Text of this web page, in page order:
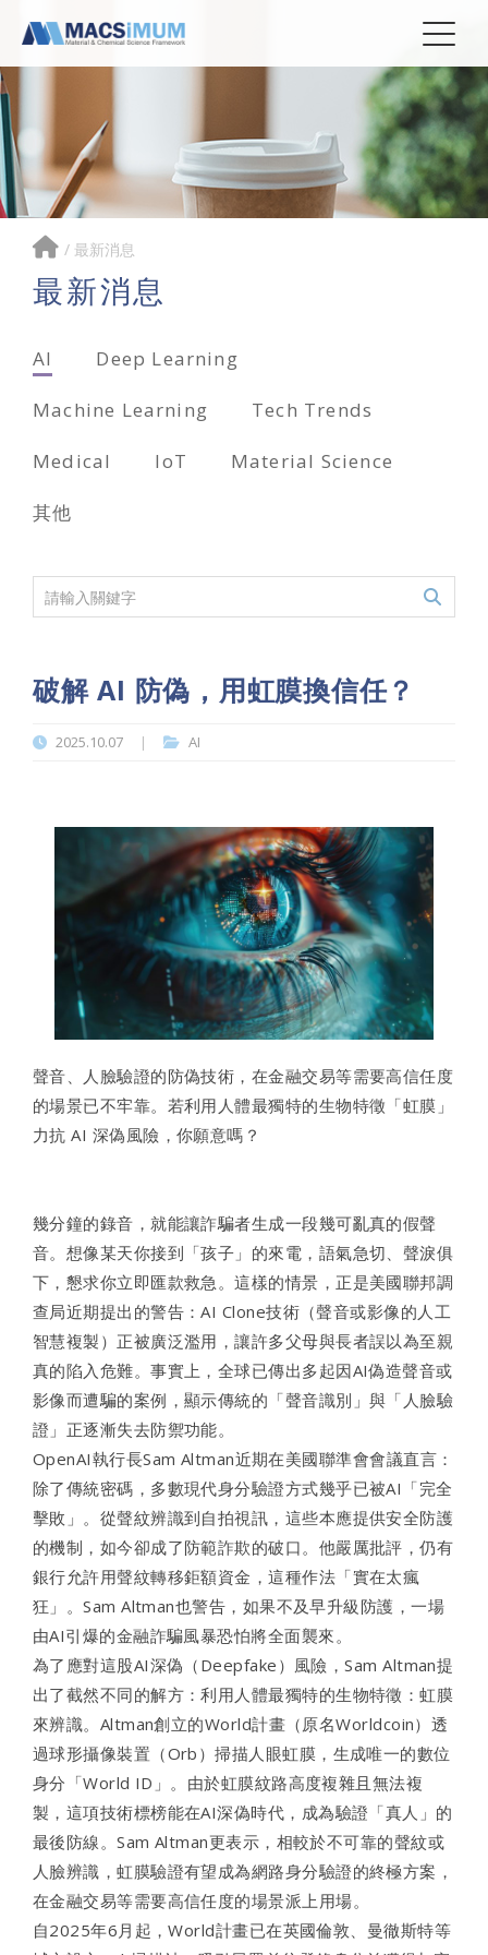
/ 最新消息
最新消息
AI Deep Learning
Machine Learning Tech Trends
Medical IoT Material Science
其他
破解 AI 防偽，用虹膜換信任？
2025.10.07 | AI
聲音、人臉驗證的防偽技術，在金融交易等需要高信任度
的場景已不牢靠。若利用人體最獨特的生物特徵「虹膜」
力抗 AI 深偽風險，你願意嗎？
幾分鐘的錄音，就能讓詐騙者生成一段幾可亂真的假聲
音。想像某天你接到「孩子」的來電，語氣急切、聲淚俱
下，懇求你立即匯款救急。這樣的情景，正是美國聯邦調
查局近期提出的警告：AI Clone技術（聲音或影像的人工
智慧複製）正被廣泛濫用，讓許多父母與長者誤以為至親
真的陷入危難。事實上，全球已傳出多起因AI偽造聲音或
影像而遭騙的案例，顯示傳統的「聲音識別」與「人臉驗
證」正逐漸失去防禦功能。
OpenAI執行長Sam Altman近期在美國聯準會會議直言：
除了傳統密碼，多數現代身分驗證方式幾乎已被AI「完全
擊敗」。從聲紋辨識到自拍視訊，這些本應提供安全防護
的機制，如今卻成了防範詐欺的破口。他嚴厲批評，仍有
銀行允許用聲紋轉移鉅額資金，這種作法「實在太瘋
狂」。Sam Altman也警告，如果不及早升級防護，一場
由AI引爆的金融詐騙風暴恐怕將全面襲來。
為了應對這股AI深偽（Deepfake）風險，Sam Altman提
出了截然不同的解方：利用人體最獨特的生物特徵：虹膜
來辨識。Altman創立的World計畫（原名Worldcoin）透
過球形攝像裝置（Orb）掃描人眼虹膜，生成唯一的數位
身分「World ID」。由於虹膜紋路高度複雜且無法複
製，這項技術標榜能在AI深偽時代，成為驗證「真人」的
最後防線。Sam Altman更表示，相較於不可靠的聲紋或
人臉辨識，虹膜驗證有望成為網路身分驗證的終極方案，
在金融交易等需要高信任度的場景派上用場。
自2025年6月起，World計畫已在英國倫敦、曼徹斯特等